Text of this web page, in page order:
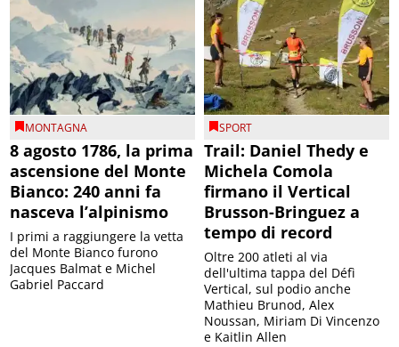
MONTAGNA
8 agosto 1786, la prima
ascensione del Monte
Bianco: 240 anni fa
nasceva l’alpinismo
I primi a raggiungere la vetta
del Monte Bianco furono
Jacques Balmat e Michel
Gabriel Paccard
SPORT
Trail: Daniel Thedy e
Michela Comola
firmano il Vertical
Brusson-Bringuez a
tempo di record
Oltre 200 atleti al via
dell'ultima tappa del Défì
Vertical, sul podio anche
Mathieu Brunod, Alex
Noussan, Miriam Di Vincenzo
e Kaitlin Allen